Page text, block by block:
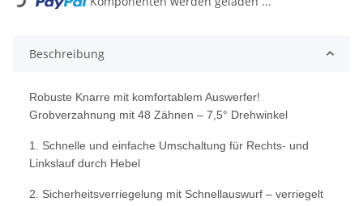
Beschreibung
Robuste Knarre mit komfortablem Auswerfer!
Grobverzahnung mit 48 Zähnen – 7,5° Drehwinkel
1. Schnelle und einfache Umschaltung für Rechts- und
Linkslauf durch Hebel
2. Sicherheitsverriegelung mit Schnellauswurf – verriegelt